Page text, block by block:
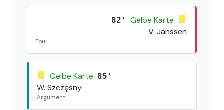
82'
Gelbe Karte
V. Janssen
Foul
Gelbe Karte 85'
W. Szczęsny
Argument